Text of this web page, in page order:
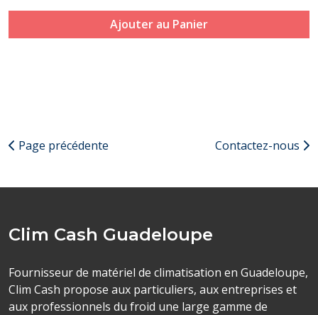
Ajouter au Panier
Page précédente Contactez-nous
Clim Cash Guadeloupe
Fournisseur de matériel de climatisation en Guadeloupe,
Clim Cash propose aux particuliers, aux entreprises et
aux professionnels du froid une large gamme de